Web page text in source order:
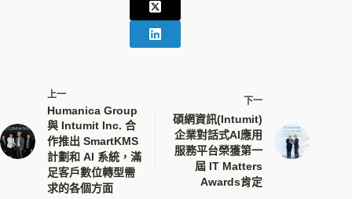
上一
Humanica Group
與 Intumit Inc. 合
作推出 SmartKMS
計劃和 AI 系統，滿
足客戶數位轉型需
求的各個方面
下一
碩網資訊(Intumit)
企業對話式AI應用
服務平台榮獲第一
屆 IT Matters
Awards肯定